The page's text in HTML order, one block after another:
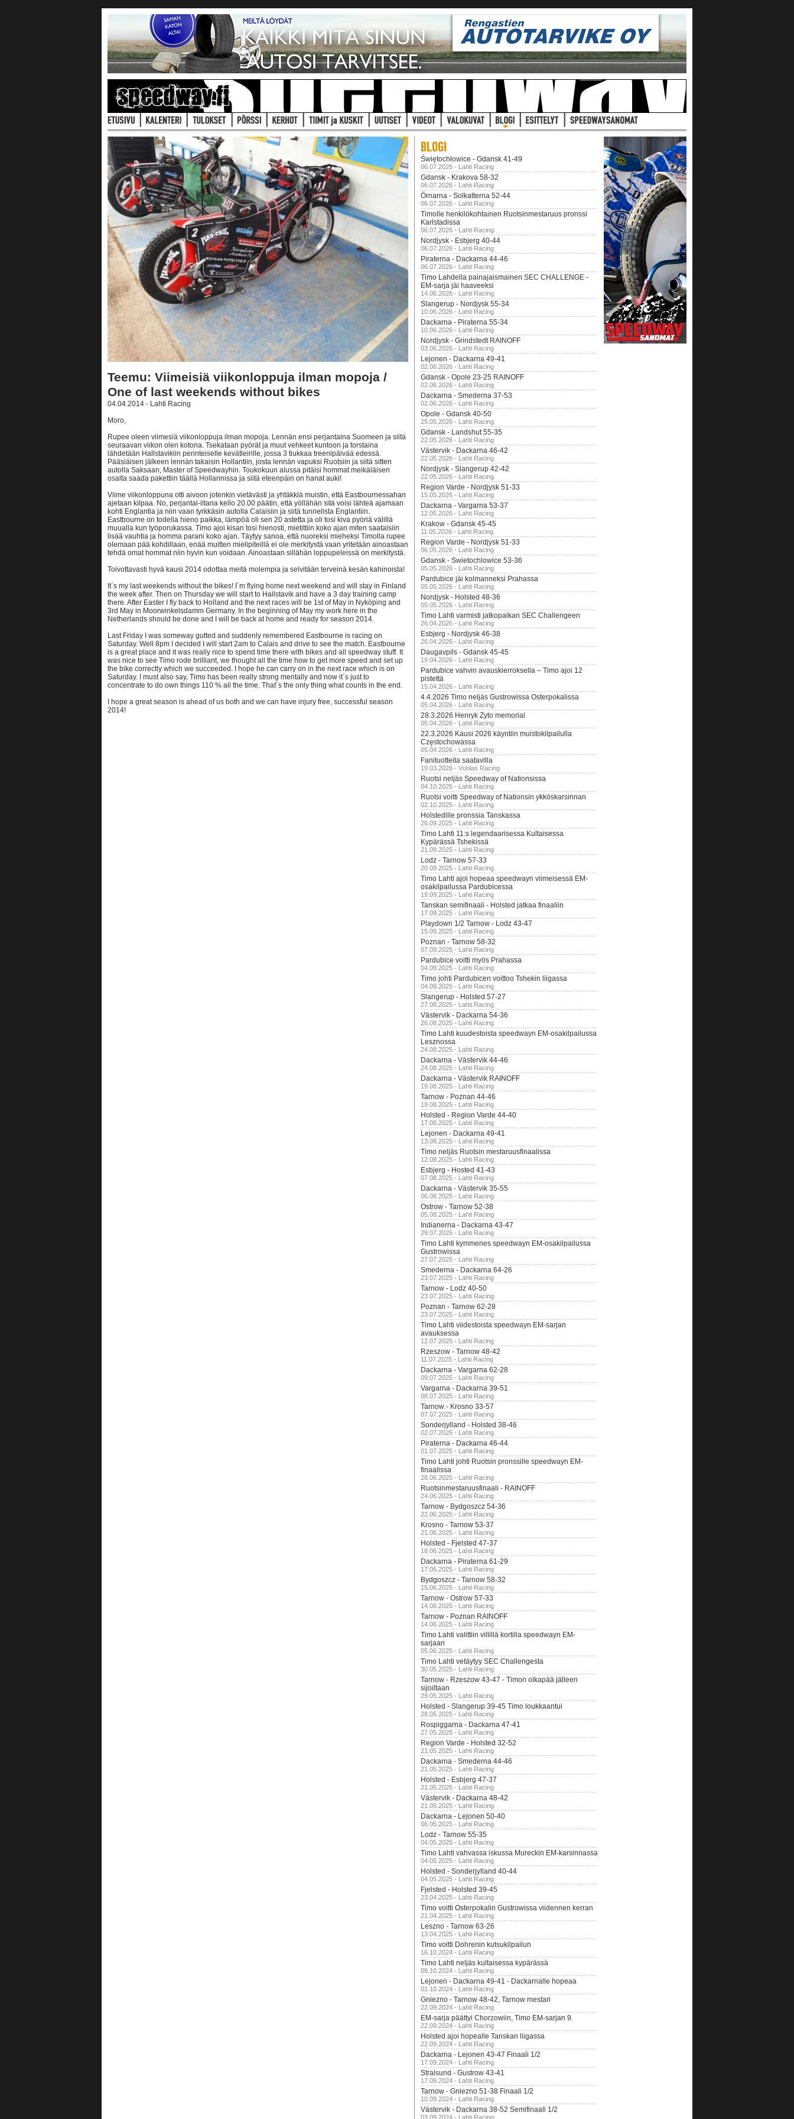
Teemu: Viimeisiä viikonloppuja ilman mopoja /
One of last weekends without bikes
04.04.2014 - Lahti Racing
Moro,
Rupee oleen viimesiä viikonloppuja ilman mopoja. Lennän ensi perjantaina Suomeen ja siitä
seuraavan viikon olen kotona. Tsekataan pyörät ja muut vehkeet kuntoon ja torstaina
lähdetään Hallstavikiin perinteiselle kevätleirille, jossa 3 tiukkaa treenipäivää edessä.
Pääsiäisen jälkeen lennän takaisin Hollantiin, josta lennän vapuksi Ruotsiin ja siitä sitten
autolla Saksaan, Master of Speedwayhin. Toukokuun alussa pitäisi hommat meikäläisen
osalta saada pakettiin täällä Hollannissa ja siitä eteenpäin on hanat auki!
Viime viikonloppuna otti aivoon jotenkin vietävästi ja yhtäkkiä muistin, että Eastbournessahan
ajetaan kilpaa. No, perjantai-iltana kello 20.00 päätin, että yöllähän sitä voisi lähteä ajamaan
kohti Englantia ja niin vaan tyrkkäsin autolla Calaisiin ja siitä tunnelista Englantiin.
Eastbourne on todella hieno paikka, lämpöä oli sen 20 astetta ja oli tosi kiva pyöriä välillä
muualla kun työporukassa. Timo ajoi kisan tosi hienosti, mietittiin koko ajan miten saataisiin
lisää vauhtia ja homma parani koko ajan. Täytyy sanoa, että nuoreksi mieheksi Timolla rupee
olemaan pää kohdillaan, enää muitten mielipiteillä ei ole merkitystä vaan yritetään ainoastaan
tehdä omat hommat niin hyvin kun voidaan. Ainoastaan sillähän loppupeleissä on merkitystä.
Toivottavasti hyvä kausi 2014 odottaa meitä molempia ja selvitään terveinä kesän kahinoista!
It´s my last weekends without the bikes! I´m flying home next weekend and will stay in Finland
the week after. Then on Thursday we will start to Hallstavik and have a 3 day training camp
there. After Easter I fly back to Holland and the next races will be 1st of May in Nyköping and
3rd May in Moorwinkelsdamm Germany. In the beginning of May my work here in the
Netherlands should be done and I will be back at home and ready for season 2014.
Last Friday I was someway gutted and suddenly remembered Eastbourne is racing on
Saturday. Well 8pm I decided I will start 2am to Calais and drive to see the match. Eastbourne
is a great place and it was really nice to spend time there with bikes and all speedway stuff. It
was nice to see Timo rode brilliant, we thought all the time how to get more speed and set up
the bike correctly which we succeeded. I hope he can carry on in the next race which is on
Saturday. I must also say, Timo has been really strong mentally and now it´s just to
concentrate to do own things 110 % all the time. That´s the only thing what counts in the end.
I hope a great season is ahead of us both and we can have injury free, successful season
2014!
Świętochłowice - Gdansk 41-49
06.07.2026 - Lahti Racing
Gdansk - Krakova 58-32
06.07.2026 - Lahti Racing
Örnarna - Solkatterna 52-44
06.07.2026 - Lahti Racing
Timolle henkilökohtainen Ruotsinmestaruus pronssi
Karlstadissa
06.07.2026 - Lahti Racing
Nordjysk - Esbjerg 40-44
06.07.2026 - Lahti Racing
Piraterna - Dackarna 44-46
06.07.2026 - Lahti Racing
Timo Lahdella painajaismainen SEC CHALLENGE -
EM-sarja jäi haaveeksi
14.06.2026 - Lahti Racing
Slangerup - Nordjysk 55-34
10.06.2026 - Lahti Racing
Dackarna - Piraterna 55-34
10.06.2026 - Lahti Racing
Nordjysk - Grindstedt RAINOFF
03.06.2026 - Lahti Racing
Lejonen - Dackarna 49-41
02.06.2026 - Lahti Racing
Gdansk - Opole 23-25 RAINOFF
02.06.2026 - Lahti Racing
Dackarna - Smederna 37-53
02.06.2026 - Lahti Racing
Opole - Gdansk 40-50
25.05.2026 - Lahti Racing
Gdansk - Landshut 55-35
22.05.2026 - Lahti Racing
Västervik - Dackarna 46-42
22.05.2026 - Lahti Racing
Nordjysk - Slangerup 42-42
22.05.2026 - Lahti Racing
Region Varde - Nordjysk 51-33
15.05.2026 - Lahti Racing
Dackarna - Vargarna 53-37
12.05.2026 - Lahti Racing
Krakow - Gdansk 45-45
11.05.2026 - Lahti Racing
Region Varde - Nordjysk 51-33
06.05.2026 - Lahti Racing
Gdansk - Swietochlowice 53-36
05.05.2026 - Lahti Racing
Pardubice jäi kolmanneksi Prahassa
05.05.2026 - Lahti Racing
Nordjysk - Holsted 48-36
05.05.2026 - Lahti Racing
Timo Lahti varmisti jatkopaikan SEC Challengeen
26.04.2026 - Lahti Racing
Esbjerg - Nordjysk 46-38
26.04.2026 - Lahti Racing
Daugavpils - Gdansk 45-45
19.04.2026 - Lahti Racing
Pardubice vahvin avauskierroksella – Timo ajoi 12
pistettä
15.04.2026 - Lahti Racing
4.4.2026 Timo neljäs Gustrowissa Osterpokalissa
05.04.2026 - Lahti Racing
28.3.2026 Henryk Zyto memorial
05.04.2026 - Lahti Racing
22.3.2026 Kausi 2026 käyntiin muistokilpailulla
Częstochowassa
05.04.2026 - Lahti Racing
Fanituotteita saatavilla
19.03.2026 - Vuolas Racing
Ruotsi neljäs Speedway of Nationsissa
04.10.2025 - Lahti Racing
Ruotsi voitti Speedway of Nationsin ykköskarsinnan
02.10.2025 - Lahti Racing
Holstedille pronssia Tanskassa
26.09.2025 - Lahti Racing
Timo Lahti 11:s legendaarisessa Kultaisessa
Kypärässä Tshekissä
21.09.2025 - Lahti Racing
Lodz - Tarnow 57-33
20.09.2025 - Lahti Racing
Timo Lahti ajoi hopeaa speedwayn viimeisessä EM-
osakilpailussa Pardubicessa
19.09.2025 - Lahti Racing
Tanskan semifinaali - Holsted jatkaa finaaliin
17.09.2025 - Lahti Racing
Playdown 1/2 Tarnow - Lodz 43-47
15.09.2025 - Lahti Racing
Poznan - Tarnow 58-32
07.09.2025 - Lahti Racing
Pardubice voitti myös Prahassa
04.09.2025 - Lahti Racing
Timo johti Pardubicen voittoo Tshekin liigassa
04.09.2025 - Lahti Racing
Slangerup - Holsted 57-27
27.08.2025 - Lahti Racing
Västervik - Dackarna 54-36
26.08.2025 - Lahti Racing
Timo Lahti kuudestoista speedwayn EM-osakilpailussa
Lesznossa
24.08.2025 - Lahti Racing
Dackarna - Västervik 44-46
24.08.2025 - Lahti Racing
Dackarna - Västervik RAINOFF
19.08.2025 - Lahti Racing
Tarnow - Poznan 44-46
19.08.2025 - Lahti Racing
Holsted - Region Varde 44-40
17.08.2025 - Lahti Racing
Lejonen - Dackarna 49-41
13.08.2025 - Lahti Racing
Timo neljäs Ruotsin mestaruusfinaalissa
12.08.2025 - Lahti Racing
Esbjerg - Hosted 41-43
07.08.2025 - Lahti Racing
Dackarna - Västervik 35-55
06.08.2025 - Lahti Racing
Ostrow - Tarnow 52-38
05.08.2025 - Lahti Racing
Indianerna - Dackarna 43-47
29.07.2025 - Lahti Racing
Timo Lahti kymmenes speedwayn EM-osakilpailussa
Gustrowissa
27.07.2025 - Lahti Racing
Smederna - Dackarna 64-26
23.07.2025 - Lahti Racing
Tarnow - Lodz 40-50
23.07.2025 - Lahti Racing
Poznan - Tarnow 62-28
23.07.2025 - Lahti Racing
Timo Lahti viidestoista speedwayn EM-sarjan
avauksessa
12.07.2025 - Lahti Racing
Rzeszow - Tarnow 48-42
11.07.2025 - Lahti Racing
Dackarna - Vargarna 62-28
09.07.2025 - Lahti Racing
Vargarna - Dackarna 39-51
08.07.2025 - Lahti Racing
Tarnow - Krosno 33-57
07.07.2025 - Lahti Racing
Sonderjylland - Holsted 38-46
02.07.2025 - Lahti Racing
Piraterna - Dackarna 46-44
01.07.2025 - Lahti Racing
Timo Lahti johti Ruotsin pronssille speedwayn EM-
finaalissa
28.06.2025 - Lahti Racing
Ruotsinmestaruusfinaali - RAINOFF
24.06.2025 - Lahti Racing
Tarnow - Bydgoszcz 54-36
22.06.2025 - Lahti Racing
Krosno - Tarnow 53-37
21.06.2025 - Lahti Racing
Holsted - Fjelsted 47-37
18.06.2025 - Lahti Racing
Dackarna - Piraterna 61-29
17.06.2025 - Lahti Racing
Bydgoszcz - Tarnow 58-32
15.06.2025 - Lahti Racing
Tarnow - Ostrow 57-33
14.06.2025 - Lahti Racing
Tarnow - Poznan RAINOFF
14.06.2025 - Lahti Racing
Timo Lahti valittiin villillä kortilla speedwayn EM-
sarjaan
05.06.2025 - Lahti Racing
Timo Lahti vetäytyy SEC Challengesta
30.05.2025 - Lahti Racing
Tarnow - Rzeszow 43-47 - Timon olkapää jälleen
sijoiltaan
29.05.2025 - Lahti Racing
Holsted - Slangerup 39-45 Timo loukkaantui
28.05.2025 - Lahti Racing
Rospiggarna - Dackarna 47-41
27.05.2025 - Lahti Racing
Region Varde - Holsted 32-52
21.05.2025 - Lahti Racing
Dackarna - Smederna 44-46
21.05.2025 - Lahti Racing
Holsted - Esbjerg 47-37
21.05.2025 - Lahti Racing
Västervik - Dackarna 48-42
21.05.2025 - Lahti Racing
Dackarna - Lejonen 50-40
06.05.2025 - Lahti Racing
Lodz - Tarnow 55-35
04.05.2025 - Lahti Racing
Timo Lahti vahvassa iskussa Mureckin EM-karsinnassa
04.05.2025 - Lahti Racing
Holsted - Sonderjylland 40-44
04.05.2025 - Lahti Racing
Fjelsted - Holsted 39-45
23.04.2025 - Lahti Racing
Timo voitti Osterpokalin Gustrowissa viidennen kerran
21.04.2025 - Lahti Racing
Leszno - Tarnow 63-26
13.04.2025 - Lahti Racing
Timo voitti Dohrenin kutsukilpailun
16.10.2024 - Lahti Racing
Timo Lahti neljäs kultaisessa kypärässä
08.10.2024 - Lahti Racing
Lejonen - Dackarna 49-41 - Dackarnalle hopeaa
01.10.2024 - Lahti Racing
Gniezno - Tarnow 48-42, Tarnow mestari
22.09.2024 - Lahti Racing
EM-sarja päättyi Chorzowiin, Timo EM-sarjan 9.
22.09.2024 - Lahti Racing
Holsted ajoi hopealle Tanskan liigassa
22.09.2024 - Lahti Racing
Dackarna - Lejonen 43-47 Finaali 1/2
17.09.2024 - Lahti Racing
Stralsund - Gustrow 43-41
17.09.2024 - Lahti Racing
Tarnow - Gniezno 51-38 Finaali 1/2
10.09.2024 - Lahti Racing
Västervik - Dackarna 38-52 Semifinaali 1/2
03.09.2024 - Lahti Racing